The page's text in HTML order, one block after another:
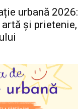
urbană 2026:
și prietenie,